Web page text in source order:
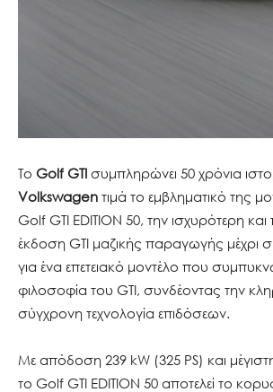
Το Golf GTI συμπληρώνει 50 χρόνια
Volkswagen τιμά το εμβληματικό της
Golf GTI EDITION 50, την ισχυρότερη και
έκδοση GTI μαζικής παραγωγής μέχρι
για ένα επετειακό μοντέλο που
φιλοσοφία του GTI, συνδέοντας την
σύγχρονη τεχνολογία επιδόσεων.
Με απόδοση 239 kW (325 PS) και
το Golf GTI EDITION 50 αποτελεί το